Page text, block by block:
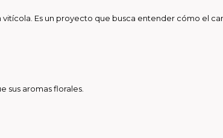
Es un proyecto que busca entender cómo el
sus aromas florales.